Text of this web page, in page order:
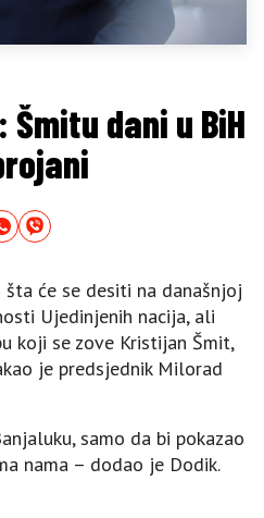
Šmitu dani u BiH
će se desiti na današnjoj
Ujedinjenih nacija, ali
koji se zove Kristijan Šmit,
je predsjednik Milorad
samo da bi pokazao
nama – dodao je Dodik.